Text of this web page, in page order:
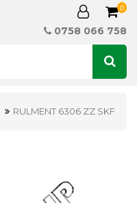
0
0758 066 758
RULMENT 6306 ZZ SKF